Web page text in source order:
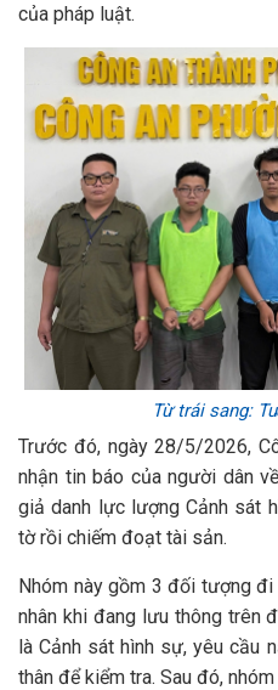
của pháp luật.
Từ trái sang:
Trước đó, ngày 28/5/2026,
nhận tin báo của người dân
giả danh lực lượng Cảnh sát
tờ rồi chiếm đoạt tài sản.
Nhóm này gồm 3 đối tượng
nhân khi đang lưu thông trên
là Cảnh sát hình sự, yêu cầu
thân để kiểm tra. Sau đó,